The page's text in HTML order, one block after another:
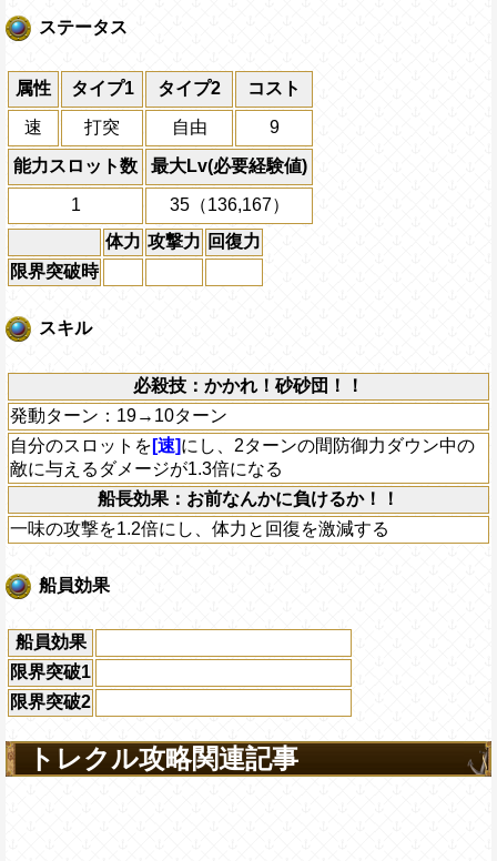
ステータス
属性 タイプ1 タイプ2 コスト
速 打突 自由 9
能力スロット数 最大Lv(必要経験値)
1
35（136,167）
体力 攻撃力 回復力
限界突破時
スキル
必殺技：かかれ！砂砂団！！
発動ターン：19→10ターン
自分のスロットを [速]にし、2ターンの間防御力ダウン中の
敵に与えるダメージが1.3倍になる
船長効果：お前なんかに負けるか！！
一味の攻撃を1.2倍にし、体力と回復を激減する
船員効果
船員効果
限界突破1
限界突破2
トレクル攻略関連記事